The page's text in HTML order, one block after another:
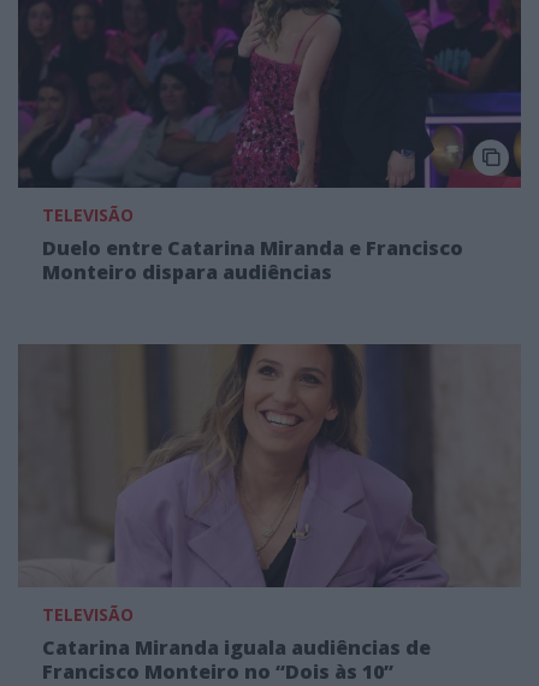
TELEVISÃO
Duelo entre Catarina Miranda e Francisco
Monteiro dispara audiências
TELEVISÃO
Catarina Miranda iguala audiências de
Francisco Monteiro no “Dois às 10”